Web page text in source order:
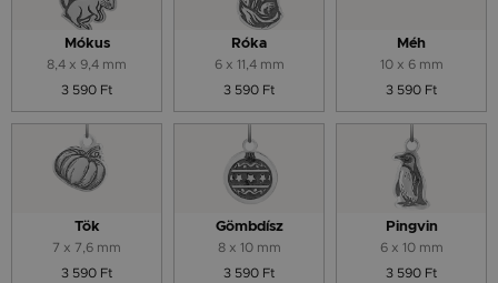
Mókus
8,4 x 9,4 mm
3 590 Ft
Róka
6 x 11,4 mm
3 590 Ft
Méh
10 x 6 mm
3 590 Ft
Tök
7 x 7,6 mm
3 590 Ft
Gömbdísz
8 x 10 mm
3 590 Ft
Pingvin
6 x 10 mm
3 590 Ft